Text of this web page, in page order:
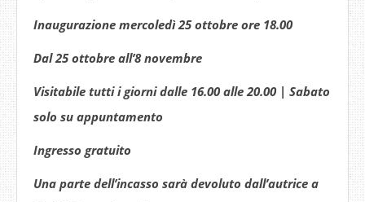
Inaugurazione mercoledì 25 ottobre ore 18.00
Dal 25 ottobre all’8 novembre
Visitabile tutti i giorni dalle 16.00 alle 20.00 | Sabato
solo su appuntamento
Ingresso gratuito
Una parte dell’incasso sarà devoluto dall’autrice a